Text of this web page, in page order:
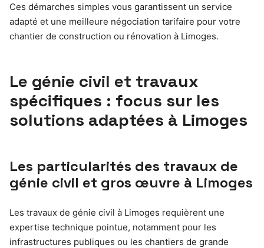
Ces démarches simples vous garantissent un service
adapté et une meilleure négociation tarifaire pour votre
chantier de construction ou rénovation à Limoges.
Le génie civil et travaux
spécifiques : focus sur les
solutions adaptées à Limoges
Les particularités des travaux de
génie civil et gros œuvre à Limoges
Les travaux de génie civil à Limoges requièrent une
expertise technique pointue, notamment pour les
infrastructures publiques ou les chantiers de grande